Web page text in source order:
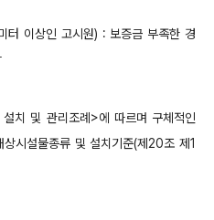
이상인 고시원) : 보증금 부족한 경
치 및 관리조례>에 따르며 구체적인
시설물종류 및 설치기준(제20조 제1